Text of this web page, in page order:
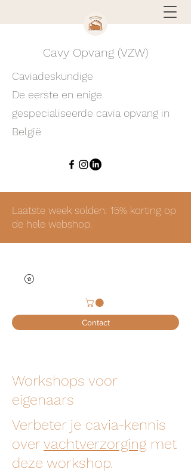
Cavy Opvang (VZW)
Caviadeskundige
De eerste en enige
gespecialiseerde cavia opvang in
België
Contact
Laatste week solden: 15% korting op
de hele webshop.
Workshops voor
eigenaars
Verbeter je cavia-kennis
overvachtverzorging met
deze workshop.